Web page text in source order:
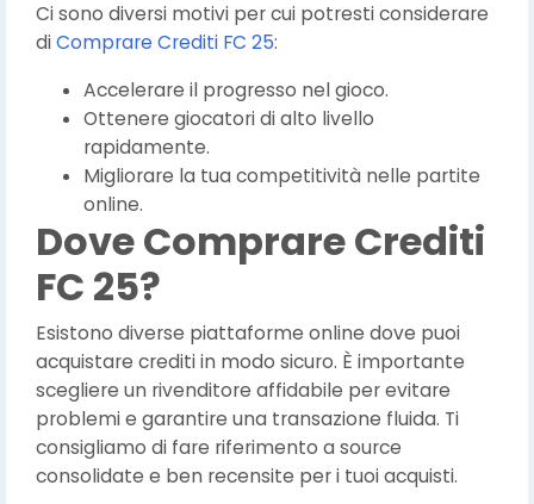
Ci sono diversi motivi per cui potresti considerare
diComprare Crediti FC 25:
Accelerare il progresso nel gioco.
Ottenere giocatori di alto livello
rapidamente.
Migliorare la tua competitività nelle partite
online.
Dove Comprare Crediti
FC 25?
Esistono diverse piattaforme online dove puoi
acquistare crediti in modo sicuro. È importante
scegliere un rivenditore affidabile per evitare
problemi e garantire una transazione fluida. Ti
consigliamo di fare riferimento a source
consolidate e ben recensite per i tuoi acquisti.